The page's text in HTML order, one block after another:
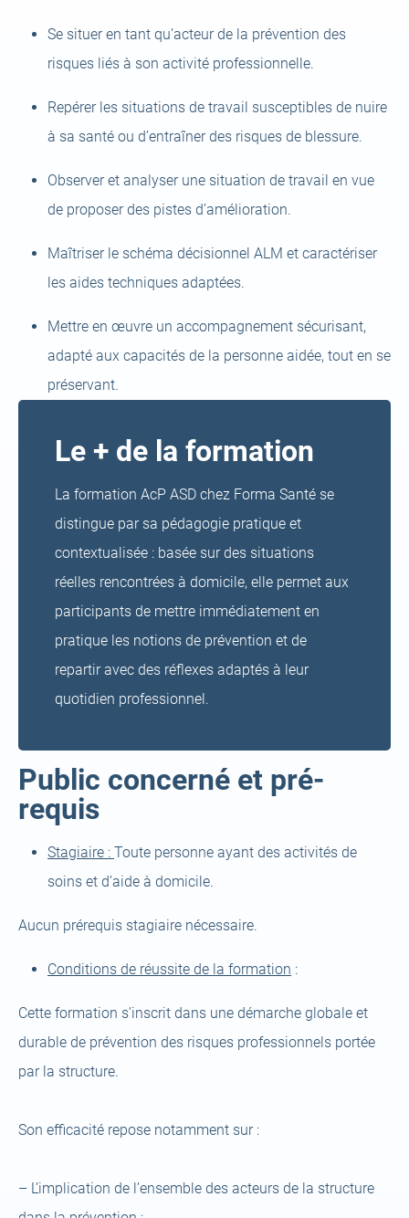
Se situer en tant qu’acteur de la prévention des
risques liés à son activité professionnelle.
Repérer les situations de travail susceptibles de nuire
à sa santé ou d’entraîner des risques de blessure.
Observer et analyser une situation de travail en vue
de proposer des pistes d’amélioration.
Maîtriser le schéma décisionnel ALM et caractériser
les aides techniques adaptées.
Mettre en œuvre un accompagnement sécurisant,
adapté aux capacités de la personne aidée, tout en se
préservant.
Le + de la formation
La formation AcP ASD chez Forma Santé se
distingue par sa pédagogie pratique et
contextualisée : basée sur des situations
réelles rencontrées à domicile, elle permet aux
participants de mettre immédiatement en
pratique les notions de prévention et de
repartir avec des réflexes adaptés à leur
quotidien professionnel.
Public concerné et pré-
requis
Stagiaire : Toute personne ayant des activités de
soins et d’aide à domicile.
Aucun prérequis stagiaire nécessaire.
Conditions de réussite de la formation :
Cette formation s’inscrit dans une démarche globale et
durable de prévention des risques professionnels portée
par la structure.
Son efficacité repose notamment sur :
– L’implication de l’ensemble des acteurs de la structure